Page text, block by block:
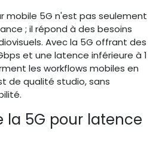
mobile 5G n'est pas seulement
; il répond à des besoins
Avec la 5G offrant des
et une latence inférieure à 1
les workflows mobiles en
de qualité studio, sans
la 5G pour latence